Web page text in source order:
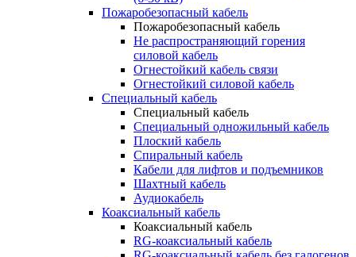
Пожаробезопасный кабель
Пожаробезопасный кабель
Не распространяющий горения
силовой кабель
Огнестойкий кабель связи
Огнестойкий силовой кабель
Специальный кабель
Специальный кабель
Специальный одножильный кабель
Плоский кабель
Спиральный кабель
Кабели для лифтов и подъемников
Шахтный кабель
Аудиокабель
Коаксиальный кабель
Коаксиальный кабель
RG-коаксиальный кабель